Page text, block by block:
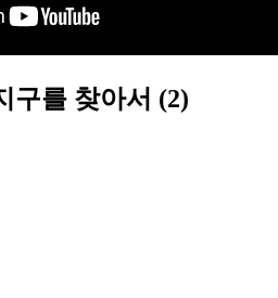
구를 찾아서 (2)